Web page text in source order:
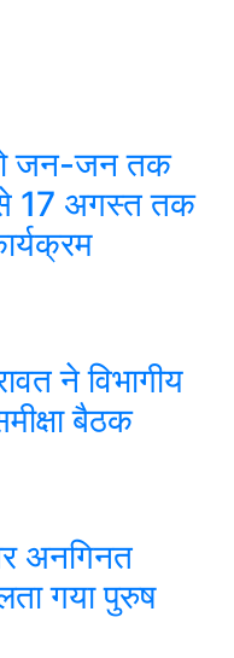
जन-जन तक
17 अगस्त तक
ने विभागीय
बैठक
अनगिनत
गया पुरुष